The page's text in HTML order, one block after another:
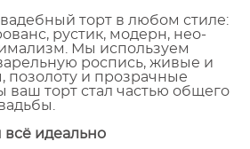
торт в любом стиле:
рустик, модерн, нео-
Мы используем
роспись, живые и
позолоту и прозрачные
ваш торт стал частью общего
всё идеально